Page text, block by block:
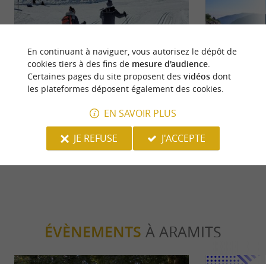
Faire du ski nordique et de randonnée
2,8 km - Lanne-en-Barétous
Sportive
ÉVÈNEMENTS À ARAMITS
En continuant à naviguer, vous autorisez le dépôt de
cookies tiers à des fins de mesure d'audience.
Certaines pages du site proposent des vidéosdont
les plateformes déposent également des cookies.
EN SAVOIR PLUS
JE REFUSE
J'ACCEPTE